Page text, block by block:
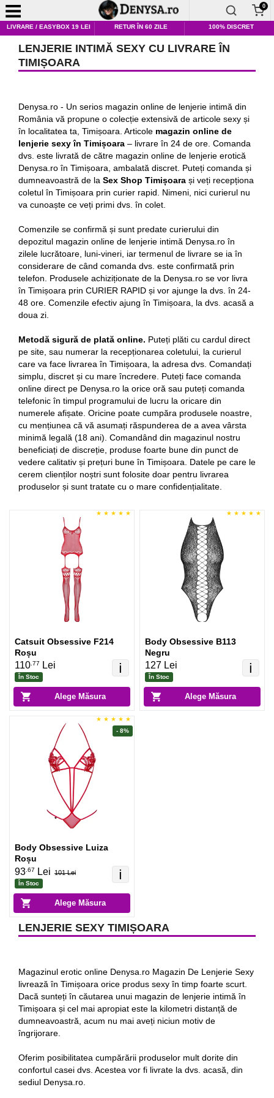
0
LIVRARE / EASYBOX 19 LEI RETUR ÎN 60 ZILE 100% DISCRET
LENJERIE INTIMĂ SEXY CU LIVRARE ÎN
TIMIȘOARA
Denysa.ro - Un serios magazin online de lenjerie intimă din
România vă propune o colecție extensivă de articole sexy și
în localitatea ta, Timișoara. Articole magazin online de
lenjerie sexy în Timișoara – livrare în 24 de ore. Comanda
dvs. este livrată de către magazin online de lenjerie erotică
Denysa.ro în Timișoara, ambalată discret. Puteți comanda și
dumneavoastră de la Sex Shop Timișoara și veți recepționa
coletul în Timișoara prin curier rapid. Nimeni, nici curierul nu
va cunoaște ce veți primi dvs. în colet.
Comenzile se confirmă și sunt predate curierului din
depozitul magazin online de lenjerie intimă Denysa.ro în
zilele lucrătoare, luni-vineri, iar termenul de livrare se ia în
considerare de când comanda dvs. este confirmată prin
telefon. Produsele achiziționate de la Denysa.ro se vor livra
în Timișoara prin CURIER RAPID și vor ajunge la dvs. în 24-
48 ore. Comenzile efectiv ajung în Timișoara, la dvs. acasă a
doua zi.
Metodă sigură de plată online. Puteți plăti cu cardul direct
pe site, sau numerar la recepționarea coletului, la curierul
care va face livrarea în Timișoara, la adresa dvs. Comandați
simplu, discret și cu mare încredere. Puteți face comanda
online direct pe Denysa.ro la orice oră sau puteți comanda
telefonic în timpul programului de lucru la oricare din
numerele afișate. Oricine poate cumpăra produsele noastre,
cu mențiunea că vă asumați răspunderea de a avea vârsta
minimă legală (18 ani). Comandând din magazinul nostru
beneficiați de discreție, produse foarte bune din punct de
vedere calitativ și prețuri bune în Timișoara. Datele pe care le
cerem clienților noștri sunt folosite doar pentru livrarea
produselor și sunt tratate cu o mare confidențialitate.
Alege Măsura
ℹ️
Catsuit Obsessive F214
Roșu
110.77 Lei
În Stoc
Alege Măsura
ℹ️
Body Obsessive B113
Negru
127 Lei
În Stoc
Alege Măsura
ℹ️
Body Obsessive Luiza
Roșu
93 .67 Lei 101 Lei
În Stoc
- 8%
LENJERIE SEXY TIMIȘOARA
Magazinul erotic online Denysa.ro Magazin De Lenjerie Sexy
livrează în Timișoara orice produs sexy în timp foarte scurt.
Dacă sunteți în căutarea unui magazin de lenjerie intimă în
Timișoara și cel mai apropiat este la kilometri distanță de
dumneavoastră, acum nu mai aveți niciun motiv de
îngrijorare.
Oferim posibilitatea cumpărării produselor mult dorite din
confortul casei dvs. Acestea vor fi livrate la dvs. acasă, din
sediul Denysa.ro.